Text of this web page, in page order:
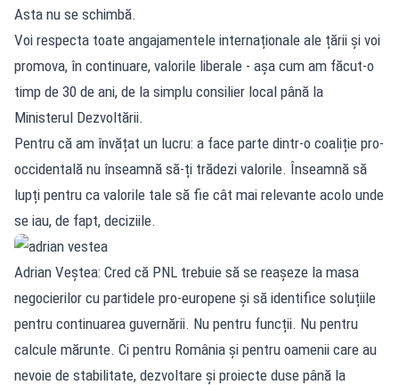
Asta nu se schimbă.
Voi respecta toate angajamentele internaționale ale țării și voi
promova, în continuare, valorile liberale - așa cum am făcut-o
timp de 30 de ani, de la simplu consilier local până la
Ministerul Dezvoltării.
Pentru că am învățat un lucru: a face parte dintr-o coaliție pro-
occidentală nu înseamnă să-ți trădezi valorile. Înseamnă să
lupți pentru ca valorile tale să fie cât mai relevante acolo unde
se iau, de fapt, deciziile.
Adrian Veștea: Cred că PNL trebuie să se reașeze la masa
negocierilor cu partidele pro-europene și să identifice soluțiile
pentru continuarea guvernării. Nu pentru funcții. Nu pentru
calcule mărunte. Ci pentru România și pentru oamenii care au
nevoie de stabilitate, dezvoltare și proiecte duse până la